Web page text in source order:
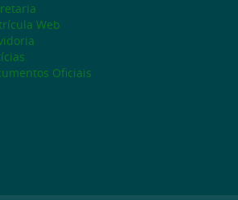
Web
Oficiais